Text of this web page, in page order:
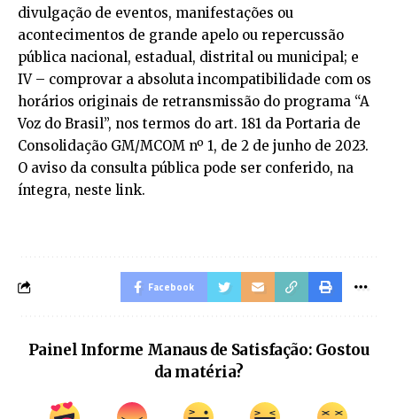
divulgação de eventos, manifestações ou
acontecimentos de grande apelo ou repercussão
pública nacional, estadual, distrital ou municipal; e
IV – comprovar a absoluta incompatibilidade com os
horários originais de retransmissão do programa “A
Voz do Brasil”, nos termos do art. 181 da Portaria de
Consolidação GM/MCOM nº 1, de 2 de junho de 2023.
O aviso da consulta pública pode ser conferido, na
íntegra, neste link.
Facebook
Painel Informe Manaus de Satisfação: Gostou
da matéria?